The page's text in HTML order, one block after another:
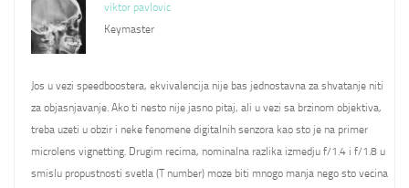
viktor pavlovic
Keymaster
Jos u vezi speedboostera, ekvivalencija nije bas jednostavna za shvatanje niti
za objasnjavanje. Ako ti nesto nije jasno pitaj, ali u vezi sa brzinom objektiva,
treba uzeti u obzir i neke fenomene digitalnih senzora kao sto je na primer
microlens vignetting. Drugim recima, nominalna razlika izmedju f/1.4 i f/1.8 u
smislu propustnosti svetla (T number) moze biti mnogo manja nego sto vecina